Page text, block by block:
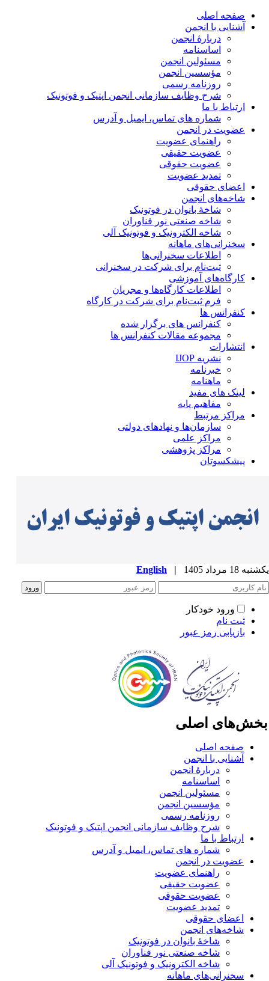
صفحه اصلی
آشنایی با انجمن
دربارۀ انجمن
اساسنامه
مسئولین انجمن
مؤسسین انجمن
روزنامه رسمی
شرح وظایف سازمانی انجمن اپتیک و فوتونیک
ارتباط با ما
شماره های تماس، ایمیل و آدرس
عضویت در انجمن
راهنمای عضویت
عضویت حقیقی
عضویت حقوقی
تمدید عضویت
اعضای حقوقی
شاخه‌های انجمن
شاخۀ بانوان در فوتونیک
شاخه صنعتی نور فناوران
شاخه‌ الکترونیک و فوتونیک آلی
سخنرانی‌های ماهانه
اطلاعات سخنرانی‌‌ها
ثبت‌نام برای شرکت در سخنرانی
کارگاه‌های آموزشی
اطلاعات کارگاه‌ها و مجریان
فرم ثبت‌نام برای شرکت در کارگاه
کنفرانس ها
کنفرانس های برگزار شده
مجموعه مقالات کنفرانس ها
انتشارات
نشریه IJOP
خبرنامه
ماهنامه
لینک های مفید
مفاهیم پایه
مراکز مرتبط
سازمان‌ها و نهادهای دولتی
مراکز علمی
مراکز پژوهشی
پیشکسوتان
18 مرداد 1405 |
English
ورود خودکار
ثبت نام
بازیابی رمز عبور
اصلی
صفحه اصلی
آشنایی با انجمن
دربارۀ انجمن
اساسنامه
مسئولین انجمن
مؤسسین انجمن
روزنامه رسمی
شرح وظایف سازمانی انجمن اپتیک و فوتونیک
ارتباط با ما
شماره های تماس، ایمیل و آدرس
عضویت در انجمن
راهنمای عضویت
عضویت حقیقی
عضویت حقوقی
تمدید عضویت
اعضای حقوقی
شاخه‌های انجمن
شاخۀ بانوان در فوتونیک
شاخه صنعتی نور فناوران
شاخه‌ الکترونیک و فوتونیک آلی
سخنرانی‌های ماهانه